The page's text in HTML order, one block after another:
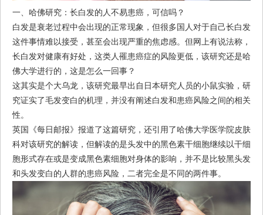
一、哈佛研究：长白发的人不易患癌，可信吗？
白发是衰老过程中会出现的正常现象，但很多国人对于自己长白发
这件事情难以接受，甚至会出现严重的焦虑感。但网上有说法称，
长白发对健康有好处，这类人罹患癌症的风险更低，该研究还是哈
佛大学进行的，这是怎么一回事？
这其实是个大乌龙，该研究最早出自日本研究人员的小鼠实验，研
究证实了毛发变白的机理，并没有阐述白发和患癌风险之间的相关
性。
英国《每日邮报》报道了这篇研究，还引用了哈佛大学医学院皮肤
科对该研究的解读，但解读的是头发中的黑色素干细胞继续以干细
胞形式存在或是变成黑色素细胞对身体的影响，并不是比较黑头发
和头发变白的人群的患癌风险，二者完全是不同的两件事。